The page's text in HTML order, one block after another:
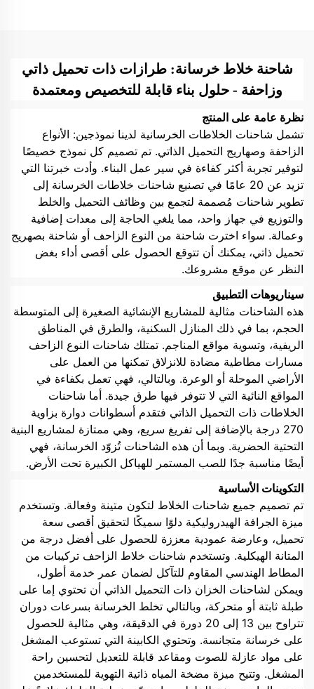
شاحنة خلاط خرسانة: طرازات ذات تحميل ذاتي
وزاحفة - حلول بناء قابلة للتخصيص ومعتمدة
نظرة عامة على المنتج
تشمل شاحنات الخلاطات الخرسانية لدينا نموذجين: الأنواع
الزاحفة وصهاريج التحميل الذاتي. تم تصميم كل نموذج خصيصًا
لتوفير تجربة أكثر كفاءة في سير عمل البناء. وأدت خبرتنا التي
تزيد عن 20 عامًا في تصنيع شاحنات خلاطات الخرسانة إلى
تطوير شاحنات مُصممة لتجمع بين وظائف التحميل والخلط
والتوزيع في جهاز واحد، مما يلغي الحاجة إلى معدات إضافية
وعمالة. سواء اخترت شاحنة من النوع الزاحف أو شاحنة بصهريج
تحميل ذاتي، يمكنك أن تتوقع الحصول على أقصى أداء بغض
النظر عن موقع مشروعك.
سيناريوهات التطبيق
هذه الشاحنات مثالية للمشاريع الإنشائية الصغيرة إلى المتوسطة
الحجم، بما في ذلك المنازل السكنية، والطرق في المناطق
الريفية، وتسوية مواقع المناجم. تمتلك شاحنات النوع الزاحف
مسارات مطاطية مضادة للانزلاق تمكنها من العمل على
الأراضي الموحلة أو الوعرة. وبالتالي، فهي تعمل بكفاءة في
المواقع النائية التي لا تتوفر فيها طرق جيدة. أما شاحنات
الخلاطات ذات التحميل الذاتي فتقدم أسطوانات دوارة بزاوية
270 درجة بالإضافة إلى تفريغ سريع، وهي ممتازة لمشاريع البنية
التحتية الحضرية. وبما أن هذه الشاحنات تُزوّد الخرسانة، فهي
أيضًا مناسبة جدًا للصب المستمر للهياكل الكبيرة تحت الأرض.
التكوينات الأساسية
تم تصميم جميع شاحنات الخلاط لتكون متينة وفعالة. وتستخدم
ميزة الجرافة الهيدروليكية دلوًا سميكًا لتحقيق أقصى سعة
تحميل، وعارضة عمودية معززة للحصول على أفضل درجة من
المتانة الهيكلية. وتستخدم شاحنات خلاط الزاحف تركيبات من
المطاط الهندسي المقاوم للتآكل لضمان عمر خدمة أطول،
ويمكن لشاحنات الخزان ذات التحميل الذاتي أن تحتوي إما على
طبلة ثابتة أو متحركة، وبالتالي تخلط الخرسانة بسرعات دوران
تتراوح بين 13 إلى 20 دورة في الدقيقة، وهي مثالية للحصول
على خرسانة متجانسة. وتحتوي الكابينة التي تستوعب المشغل
على مواد عازلة للصوت ومقاعد قابلة للتعديل لتحسين راحة
المشغل. وتتيح ميزة مضخة المياه ذاتية التهوية للمستخدمين